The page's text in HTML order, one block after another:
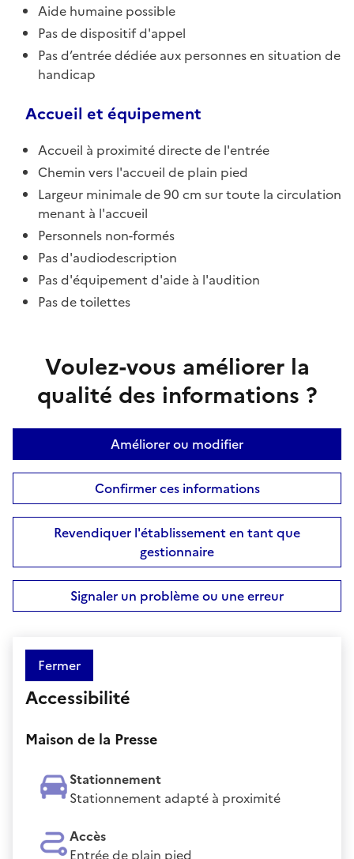
Aide humaine possible
Pas de dispositif d'appel
Pas d’entrée dédiée aux personnes en situation de
handicap
Accueil et équipement
Accueil à proximité directe de l'entrée
Chemin vers l'accueil de plain pied
Largeur minimale de 90 cm sur toute la circulation
menant à l'accueil
Personnels non-formés
Pas d'audiodescription
Pas d'équipement d'aide à l'audition
Pas de toilettes
Voulez-vous améliorer la
qualité des informations ?
Améliorer ou modifier
Confirmer ces informations
Revendiquer l'établissement en tant que
gestionnaire
Signaler un problème ou une erreur
Fermer
Accessibilité
Maison de la Presse
Stationnement
Stationnement adapté à proximité
Accès
Entrée de plain pied